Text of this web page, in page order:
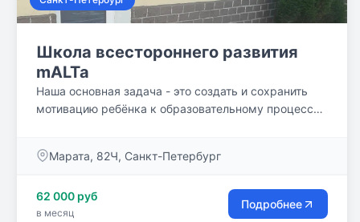
Школа всестороннего развития
mALTa
Наша основная задача - это создать и сохранить
мотивацию ребёнка к образовательному процессу.
тетрадей мы создаём и поддерживаем среду, в
суть явлений, получать новые знания, применять их
на практике, осознавать в своих действиях
Марата, 82Ч, Санкт-Петербург
62 000 руб
в месяц
Подробнее